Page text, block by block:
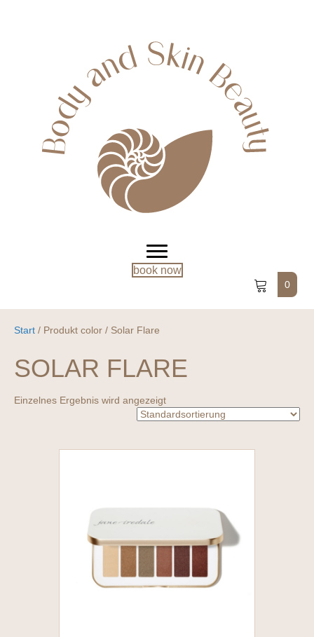
book now
0
Start / Produkt color / Solar Flare
SOLAR FLARE
Einzelnes Ergebnis wird angezeigt